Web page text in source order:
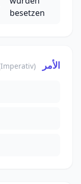
besetzen
الأمر (Imperativ)